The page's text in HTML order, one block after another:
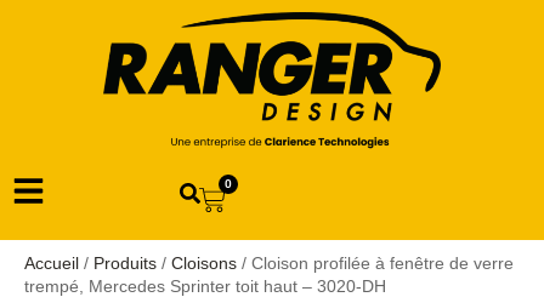
0
Accueil / Produits / Cloisons / Cloison profilée à fenêtre de verre
trempé, Mercedes Sprinter toit haut – 3020-DH